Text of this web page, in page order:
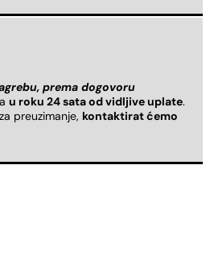
prema dogovoru
u roku 24 sata od vidljive uplate.
preuzimanje, kontaktirat ćemo